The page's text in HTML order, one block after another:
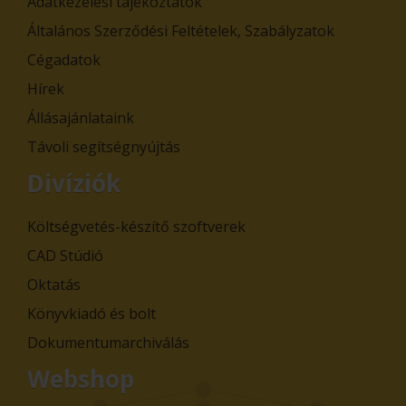
Általános Szerződési Feltételek, Szabályzatok
Cégadatok
Hírek
Állásajánlataink
Távoli segítségnyújtás
Divíziók
Költségvetés-készítő szoftverek
CAD Stúdió
Oktatás
Könyvkiadó és bolt
Dokumentumarchiválás
Webshop